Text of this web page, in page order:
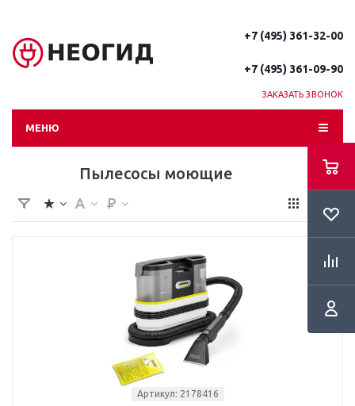
+7 (495) 361-32-00
+7 (495) 361-09-90
ЗАКАЗАТЬ ЗВОНОК
МЕНЮ
Пылесосы моющие
Артикул: 2178416